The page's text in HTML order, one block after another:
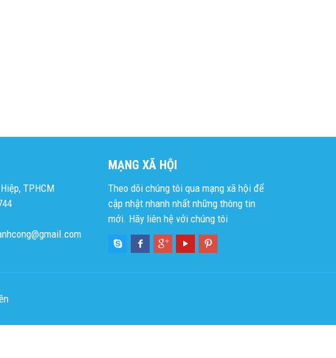
TPHCM
MẠNG XÃ HỘI
Theo dõi chúng tôi qua mạng xã hội để
cập nhật nhanh nhất những thông tin
mới. Hãy liên hệ với chúng tôi